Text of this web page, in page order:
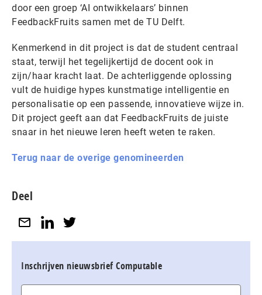
door een groep ‘AI ontwikkelaars’ binnen
FeedbackFruits samen met de TU Delft.
Kenmerkend in dit project is dat de student centraal
staat, terwijl het tegelijkertijd de docent ook in
zijn/haar kracht laat. De achterliggende oplossing
vult de huidige hypes kunstmatige intelligentie en
personalisatie op een passende, innovatieve wijze in.
Dit project geeft aan dat FeedbackFruits de juiste
snaar in het nieuwe leren heeft weten te raken.
Terug naar de overige genomineerden
Deel
Inschrijven nieuwsbrief Computable